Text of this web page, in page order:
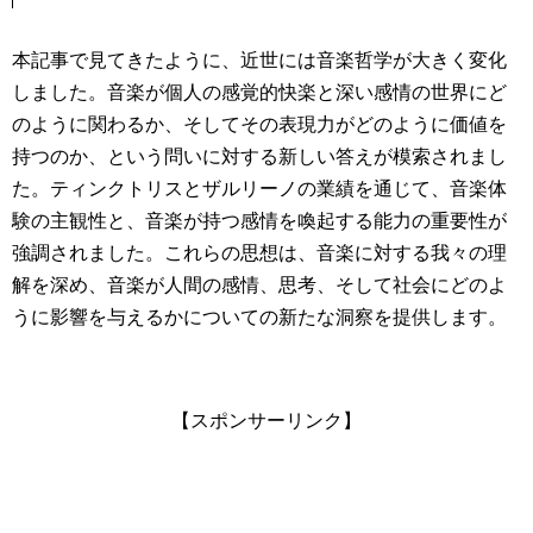
本記事で見てきたように、近世には音楽哲学が大きく変化
しました。音楽が個人の感覚的快楽と深い感情の世界にど
のように関わるか、そしてその表現力がどのように価値を
持つのか、という問いに対する新しい答えが模索されまし
た。ティンクトリスとザルリーノの業績を通じて、音楽体
験の主観性と、音楽が持つ感情を喚起する能力の重要性が
強調されました。これらの思想は、音楽に対する我々の理
解を深め、音楽が人間の感情、思考、そして社会にどのよ
うに影響を与えるかについての新たな洞察を提供します。
【スポンサーリンク】